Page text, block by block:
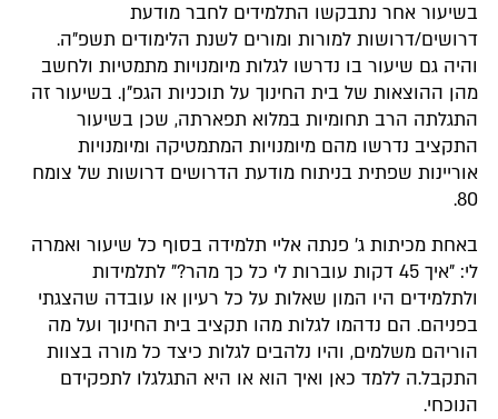
אחר נתבקשו התלמידים לחבר מודעת
דרושות למורות ומורים לשנת הלימודים תשפ"ה.
גם שיעור בו נדרשו לגלות מיומנויות מתמטיות ולחשב
ההוצאות של בית החינוך על תוכניות הגפ"ן. בשיעור זה
הרב תחומיות במלוא תפארתה, שכן בשיעור
נדרשו מהם מיומנויות המתמטיקה ומיומנויות
שפתית בניתוח מודעת הדרושים דרושות של צומח
מכיתות ג' פנתה אליי תלמידה בסוף כל שיעור ואמרה
לי: "איך 45 דקות עוברות לי כל כך מהר?" לתלמידות
היו המון שאלות על כל רעיון או עובדה שהצגתי
הם נדהמו לגלות מהו תקציב בית החינוך ועל מה
משלמים, והיו נלהבים לגלות כיצד כל מורה בצוות
ללמד כאן ואיך הוא או היא התגלגלו לתפקידם